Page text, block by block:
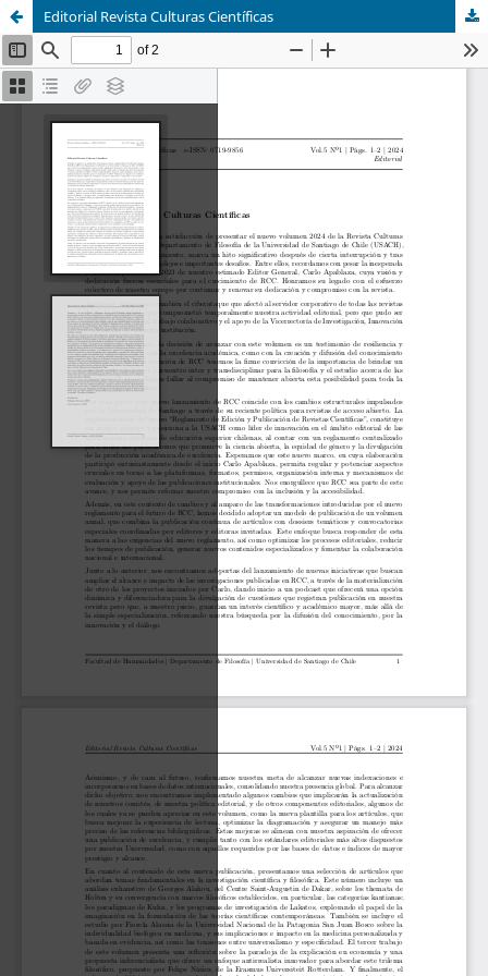
Editorial Revista Culturas Científicas